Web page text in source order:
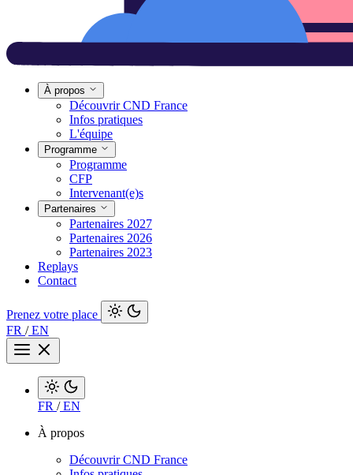
À propos
Découvrir CND France
Infos pratiques
L'équipe
Programme
Programme
CFP
Intervenant(e)s
Partenaires
Partenaires 2027
Partenaires 2026
Partenaires 2023
Replays
Contact
Prenez votre place
FR /EN
FR /EN
À propos
Découvrir CND France